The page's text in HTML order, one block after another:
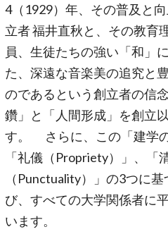
4（1929）年、その普及と
立者 福井直秋と、その教育
員、生徒たちの強い「和」
た、深遠な音楽美の追究と
のであるという創立者の信
鑽」と「人間形成」を創立
す。 さらに、この「建学
「礼儀（Propriety）」、
（Punctuality）」の3つに
び、すべての大学関係者に
います。